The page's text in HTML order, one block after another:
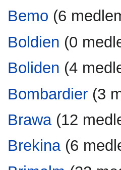
Bemo (6
Boldien (0
Boliden (4
Bombardier (3
Brawa (12
Brekina (6